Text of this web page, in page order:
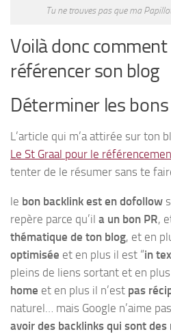
Tu ne trouves pas que ma
Voilà donc comment
référencer son blog
Déterminer les
L’article qui m’a attirée sur ton
Le St Graal pour le
tenter de le résumer sans te
le bon backlink est en dofollow
repère parce qu’il a un bon PR,
thématique de ton blog, et en
optimisée et en plus il est “in
pleins de liens sortant et en plus
home et en plus il n’est pas
naturel… mais Google n’aime
avoir des backlinks qui sont